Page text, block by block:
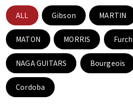
ベース
ドラム
ALL Gibson MARTIN
MATON MORRIS Furch
NAGA GUITARS Bourgeois
Cordoba